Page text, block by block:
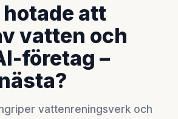
att
vatten och
företag –
vattenreningsverk och